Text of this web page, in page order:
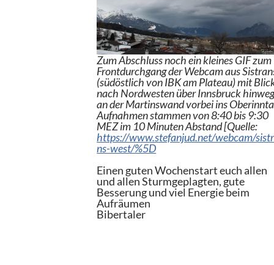
Zum Abschluss noch ein kleines GIF zum
Frontdurchgang der Webcam aus
(südöstlich von IBK am Plateau) mit
nach Nordwesten über Innsbruck
an der Martinswand vorbei ins
Aufnahmen stammen von 8:40 bis 9:30
MEZ im 10 Minuten Abstand [Quelle:
https://www.stefanjud.net/webcam/
ns-west/%5D
Einen guten Wochenstart euch allen
und allen Sturmgeplagten, gute
Besserung und viel Energie beim
Aufräumen
Bibertaler